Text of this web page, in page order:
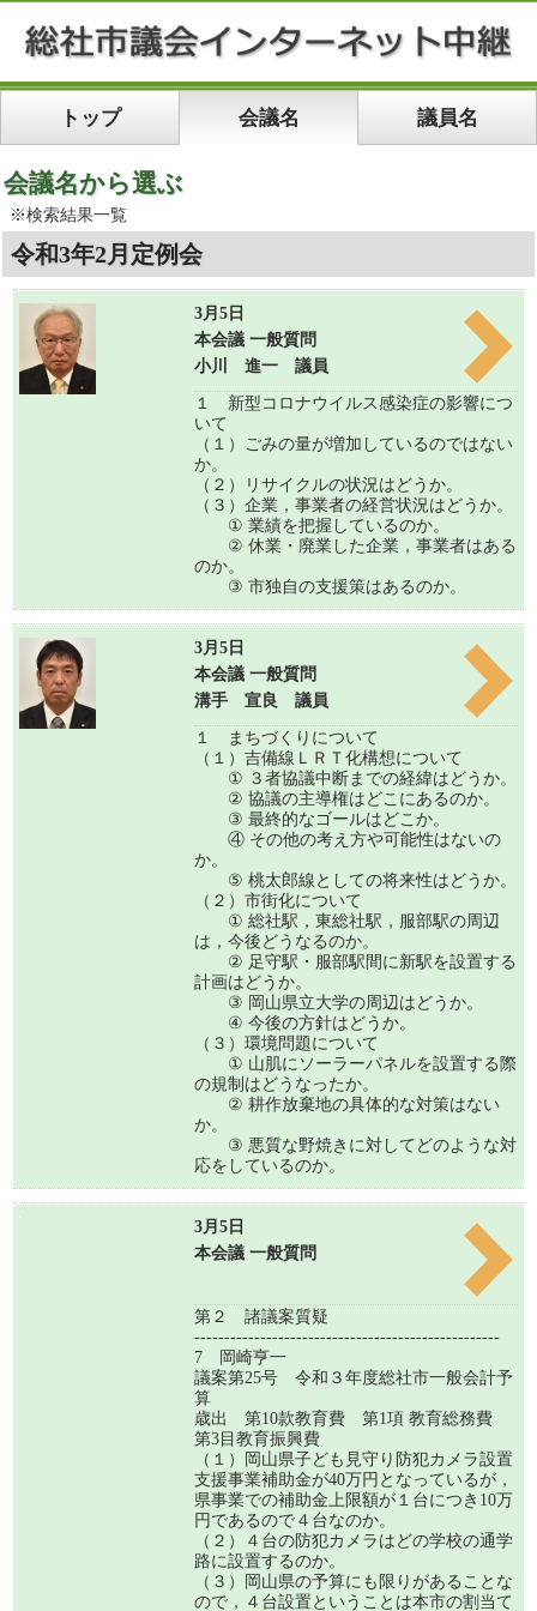
トップ 会議名 議員名
会議名から選ぶ
※検索結果一覧
令和3年2月定例会
3月5日
本会議 一般質問
小川 進一 議員
１ 新型コロナウイルス感染症の影響につ
いて
（１）ごみの量が増加しているのではない
か。
（２）リサイクルの状況はどうか。
（３）企業，事業者の経営状況はどうか。
① 業績を把握しているのか。
② 休業・廃業した企業，事業者はある
のか。
③ 市独自の支援策はあるのか。
3月5日
本会議 一般質問
溝手 宣良 議員
１ まちづくりについて
（１）吉備線ＬＲＴ化構想について
① ３者協議中断までの経緯はどうか。
② 協議の主導権はどこにあるのか。
③ 最終的なゴールはどこか。
④ その他の考え方や可能性はないの
か。
⑤ 桃太郎線としての将来性はどうか。
（２）市街化について
① 総社駅，東総社駅，服部駅の周辺
は，今後どうなるのか。
② 足守駅・服部駅間に新駅を設置する
計画はどうか。
③ 岡山県立大学の周辺はどうか。
④ 今後の方針はどうか。
（３）環境問題について
① 山肌にソーラーパネルを設置する際
の規制はどうなったか。
② 耕作放棄地の具体的な対策はない
か。
③ 悪質な野焼きに対してどのような対
応をしているのか。
3月5日
本会議 一般質問
第２ 諸議案質疑
---------------------------------------------------
7 岡崎亨一
議案第25号 令和３年度総社市一般会計予
算
歳出 第10款教育費 第1項 教育総務費
第3目教育振興費
（１）岡山県子ども見守り防犯カメラ設置
支援事業補助金が40万円となっているが，
県事業での補助金上限額が１台につき10万
円であるので４台なのか。
（２）４台の防犯カメラはどの学校の通学
路に設置するのか。
（３）岡山県の予算にも限りがあることな
ので，４台設置ということは本市の割当て